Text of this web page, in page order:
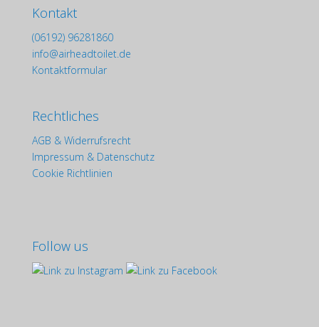
Kontakt
(06192) 96281860
info@airheadtoilet.de
Kontaktformular
Rechtliches
AGB & Widerrufsrecht
Impressum & Datenschutz
Cookie Richtlinien
Follow us